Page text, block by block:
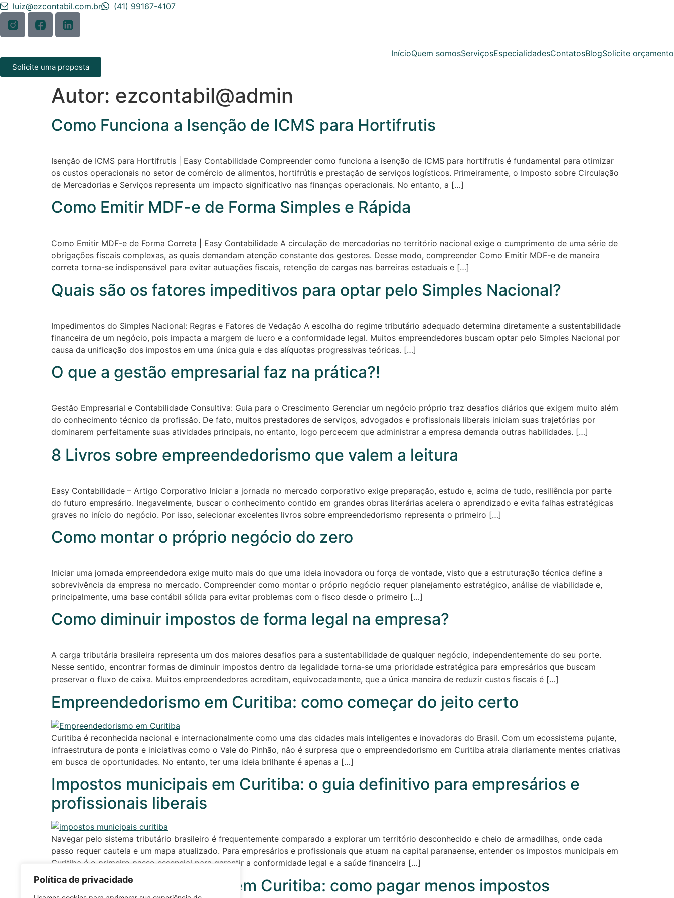
Política de privacidade
luiz@ezcontabil.com.br (41) 99167-4107
InícioQuem somosServiçosEspecialidadesContatosBlogSolicite orçamento
Solicite uma proposta
Autor: ezcontabil@admin
Como Funciona a Isenção de ICMS para Hortifrutis
Isenção de ICMS para Hortifrutis | Easy Contabilidade Compreender como funciona a isenção de ICMS para hortifrutis é fundamental para otimizar
os custos operacionais no setor de comércio de alimentos, hortifrútis e prestação de serviços logísticos. Primeiramente, o Imposto sobre Circulação
de Mercadorias e Serviços representa um impacto significativo nas finanças operacionais. No entanto, a […]
Como Emitir MDF-e de Forma Simples e Rápida
Como Emitir MDF-e de Forma Correta | Easy Contabilidade A circulação de mercadorias no território nacional exige o cumprimento de uma série de
obrigações fiscais complexas, as quais demandam atenção constante dos gestores. Desse modo, compreender Como Emitir MDF-e de maneira
correta torna-se indispensável para evitar autuações fiscais, retenção de cargas nas barreiras estaduais e […]
Quais são os fatores impeditivos para optar pelo Simples Nacional?
Impedimentos do Simples Nacional: Regras e Fatores de Vedação A escolha do regime tributário adequado determina diretamente a sustentabilidade
financeira de um negócio, pois impacta a margem de lucro e a conformidade legal. Muitos empreendedores buscam optar pelo Simples Nacional por
causa da unificação dos impostos em uma única guia e das alíquotas progressivas teóricas. […]
O que a gestão empresarial faz na prática?!
Gestão Empresarial e Contabilidade Consultiva: Guia para o Crescimento Gerenciar um negócio próprio traz desafios diários que exigem muito além
do conhecimento técnico da profissão. De fato, muitos prestadores de serviços, advogados e profissionais liberais iniciam suas trajetórias por
dominarem perfeitamente suas atividades principais, no entanto, logo percecem que administrar a empresa demanda outras habilidades. […]
8 Livros sobre empreendedorismo que valem a leitura
Easy Contabilidade – Artigo Corporativo Iniciar a jornada no mercado corporativo exige preparação, estudo e, acima de tudo, resiliência por parte
do futuro empresário. Inegavelmente, buscar o conhecimento contido em grandes obras literárias acelera o aprendizado e evita falhas estratégicas
graves no início do negócio. Por isso, selecionar excelentes livros sobre empreendedorismo representa o primeiro […]
Como montar o próprio negócio do zero
Iniciar uma jornada empreendedora exige muito mais do que uma ideia inovadora ou força de vontade, visto que a estruturação técnica define a
sobrevivência da empresa no mercado. Compreender como montar o próprio negócio requer planejamento estratégico, análise de viabilidade e,
principalmente, uma base contábil sólida para evitar problemas com o fisco desde o primeiro […]
Como diminuir impostos de forma legal na empresa?
A carga tributária brasileira representa um dos maiores desafios para a sustentabilidade de qualquer negócio, independentemente do seu porte.
Nesse sentido, encontrar formas de diminuir impostos dentro da legalidade torna-se uma prioridade estratégica para empresários que buscam
preservar o fluxo de caixa. Muitos empreendedores acreditam, equivocadamente, que a única maneira de reduzir custos fiscais é […]
Empreendedorismo em Curitiba: como começar do jeito certo
Curitiba é reconhecida nacional e internacionalmente como uma das cidades mais inteligentes e inovadoras do Brasil. Com um ecossistema pujante,
infraestrutura de ponta e iniciativas como o Vale do Pinhão, não é surpresa que o empreendedorismo em Curitiba atraia diariamente mentes criativas
em busca de oportunidades. No entanto, ter uma ideia brilhante é apenas a […]
Impostos municipais em Curitiba: o guia definitivo para empresários e
profissionais liberais
Navegar pelo sistema tributário brasileiro é frequentemente comparado a explorar um território desconhecido e cheio de armadilhas, onde cada
passo requer cautela e um mapa atualizado. Para empresários e profissionais que atuam na capital paranaense, entender os impostos municipais em
Curitiba é o primeiro passo essencial para garantir a conformidade legal e a saúde financeira […]
Planejamento tributário em Curitiba: como pagar menos impostos